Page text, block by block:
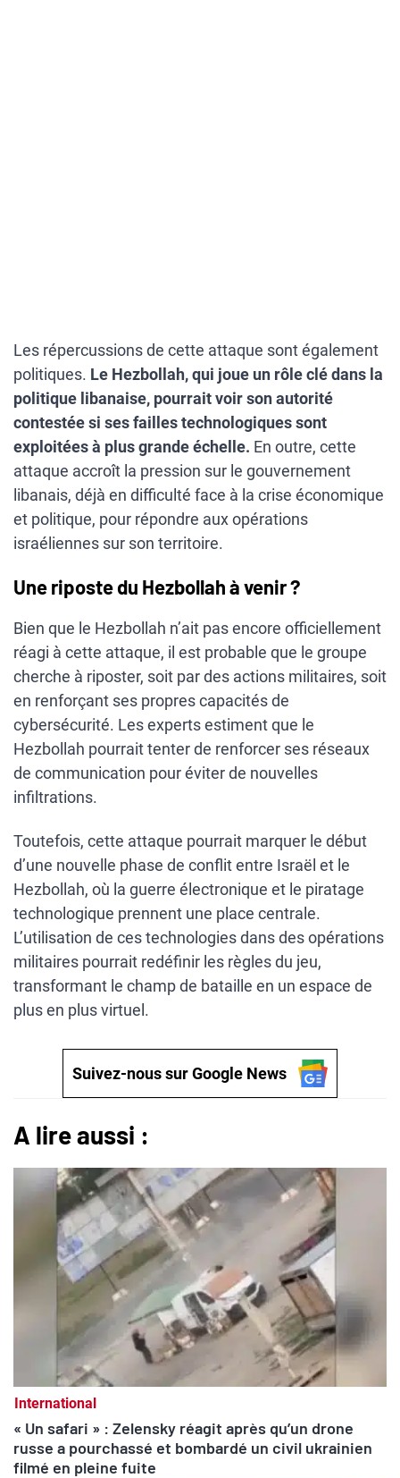
Les répercussions de cette attaque sont également
politiques. Le Hezbollah, qui joue un rôle clé dans la
politique libanaise, pourrait voir son autorité
contestée si ses failles technologiques sont
exploitées à plus grande échelle. En outre, cette
attaque accroît la pression sur le gouvernement
libanais, déjà en difficulté face à la crise économique
et politique, pour répondre aux opérations
israéliennes sur son territoire.
Une riposte du Hezbollah à venir ?
Bien que le Hezbollah n’ait pas encore officiellement
réagi à cette attaque, il est probable que le groupe
cherche à riposter, soit par des actions militaires, soit
en renforçant ses propres capacités de
cybersécurité. Les experts estiment que le
Hezbollah pourrait tenter de renforcer ses réseaux
de communication pour éviter de nouvelles
infiltrations.
Toutefois, cette attaque pourrait marquer le début
d’une nouvelle phase de conflit entre Israël et le
Hezbollah, où la guerre électronique et le piratage
technologique prennent une place centrale.
L’utilisation de ces technologies dans des opérations
militaires pourrait redéfinir les règles du jeu,
transformant le champ de bataille en un espace de
plus en plus virtuel.
Suivez-nous sur Google News
A lire aussi :
International
« Un safari » : Zelensky réagit après qu’un drone
russe a pourchassé et bombardé un civil ukrainien
filmé en pleine fuite